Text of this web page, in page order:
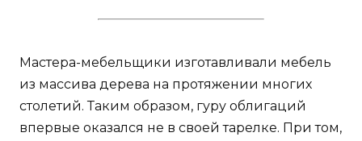
Мастера-мебельщики изготавливали мебель
из массива дерева на протяжении многих
столетий. Таким образом, гуру облигаций
впервые оказался не в своей тарелке. При том,